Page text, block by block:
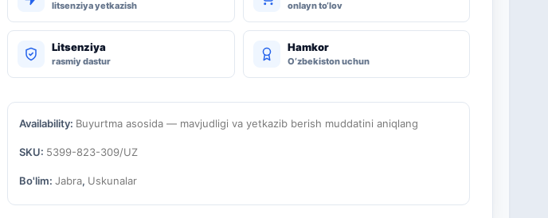
litsenziya yetkazish onlayn to‘lov
Litsenziya
rasmiy dastur
Hamkor
O‘zbekiston uchun
Availability: Buyurtma asosida — mavjudligi va yetkazib berish muddatini aniqlang
SKU: 5399-823-309/UZ
Bo'lim:Jabra, Uskunalar